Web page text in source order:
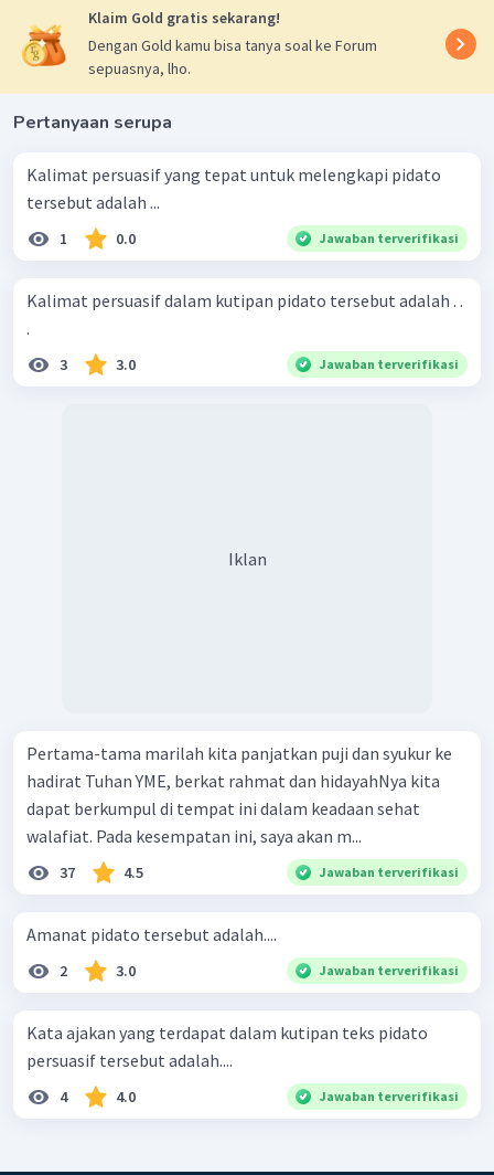
Klaim Gold gratis sekarang!
Dengan Gold kamu bisa tanya soal ke Forum
sepuasnya, lho.
Pertanyaan serupa
Kalimat persuasif yang tepat untuk melengkapi pidato
tersebut adalah ...
1 0.0 Jawaban terverifikasi
Kalimat persuasif dalam kutipan pidato tersebut adalah . .
.
3 3.0 Jawaban terverifikasi
Iklan
Pertama-tama marilah kita panjatkan puji dan syukur ke
hadirat Tuhan YME, berkat rahmat dan hidayahNya kita
dapat berkumpul di tempat ini dalam keadaan sehat
walafiat. Pada kesempatan ini, saya akan m...
37 4.5 Jawaban terverifikasi
Amanat pidato tersebut adalah....
2 3.0 Jawaban terverifikasi
Kata ajakan yang terdapat dalam kutipan teks pidato
persuasif tersebut adalah....
4 4.0 Jawaban terverifikasi